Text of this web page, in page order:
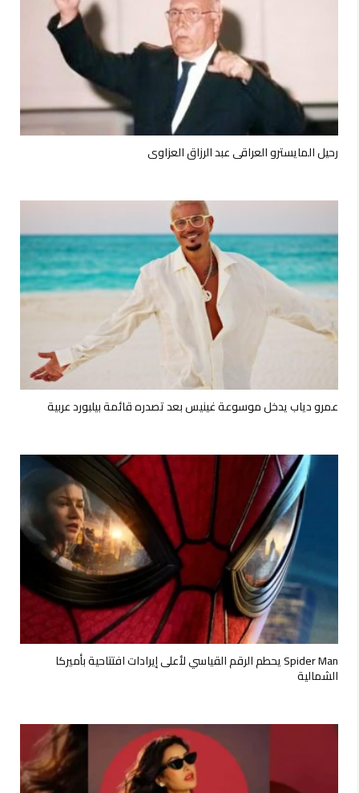
رحيل المايسترو العراقي عبد الرزاق العزاوي
عمرو دياب يدخل موسوعة غينيس بعد تصدره قائمة بيلبورد عربية
Spider Man يحطم الرقم القياسي لأعلى إيرادات افتتاحية بأميركا
الشمالية